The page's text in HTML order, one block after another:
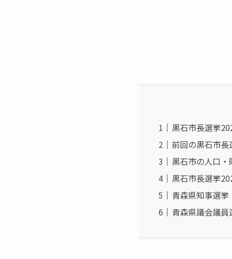
黒石市長選挙
前回の黒石市
黒石市の人口・
黒石市長選挙
青森県知事選挙
青森県議会議員